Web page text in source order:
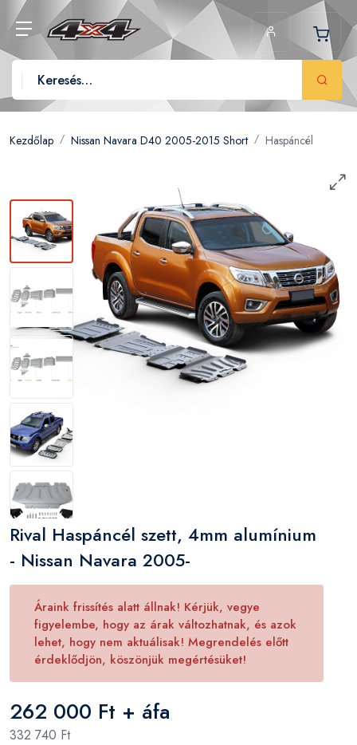
Kezdőlap Nissan Navara D40 2005-2015 Short Haspáncél
Rival Haspáncél szett, 4mm alumínium
- Nissan Navara 2005-
Áraink frissítés alatt állnak! Kérjük, vegye
figyelembe, hogy az árak változhatnak, és azok
lehet, hogy nem aktuálisak! Megrendelés előtt
érdeklődjön, köszönjük megértésüket!
262 000 Ft + áfa
332 740 Ft